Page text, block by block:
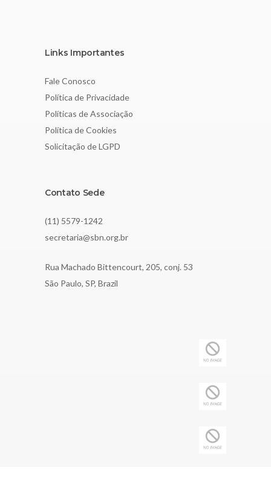
Links Importantes
Fale Conosco
Política de Privacidade
Políticas de Associação
Política de Cookies
Solicitação de LGPD
Contato Sede
(11) 5579-1242
secretaria@sbn.org.br
Rua Machado Bittencourt, 205, conj. 53
São Paulo, SP, Brazil